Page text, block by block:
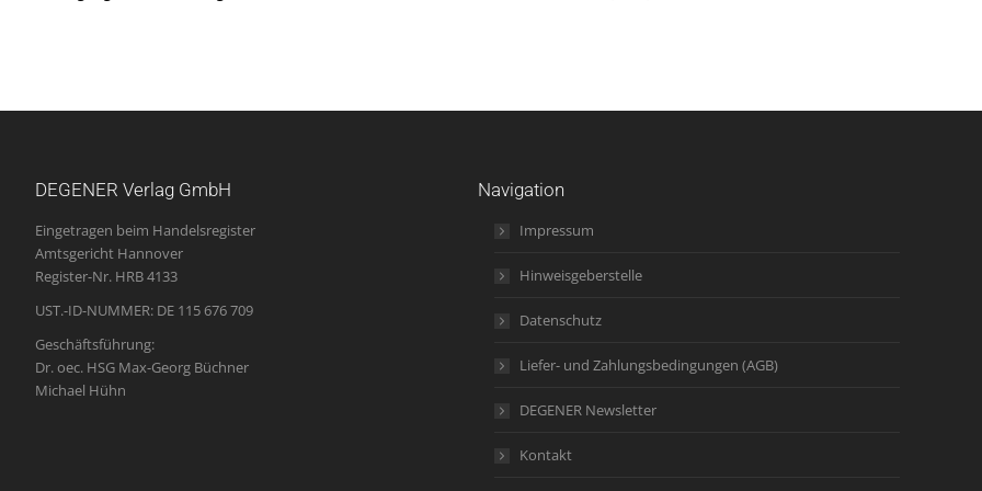
DEGENER Verlag GmbH
Eingetragen beim Handelsregister
Amtsgericht Hannover
Register-Nr. HRB 4133
UST.-ID-NUMMER: DE 115 676 709
Geschäftsführung:
Dr. oec. HSG Max-Georg Büchner
Michael Hühn
Navigation
Impressum
Hinweisgeberstelle
Datenschutz
Liefer- und Zahlungsbedingungen (AGB)
DEGENER Newsletter
Kontakt